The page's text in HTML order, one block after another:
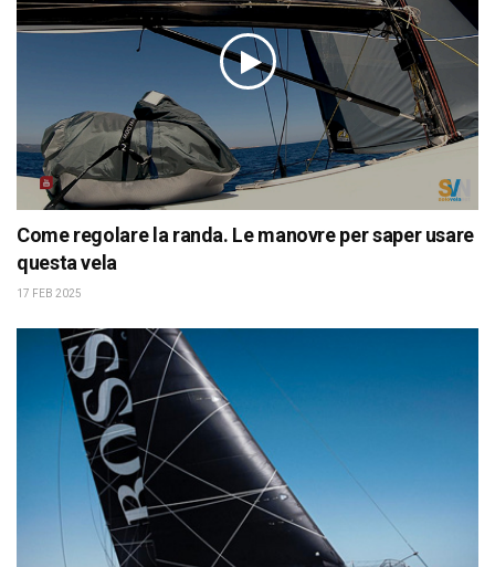
Come regolare la randa. Le manovre per saper usare
questa vela
17 FEB 2025